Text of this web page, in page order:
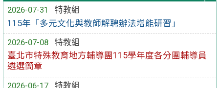
2026-07-31
特教組
115年「多元文化與教師解聘辦法增能研習」
2026-07-08
特教組
臺北市特殊教育地方輔導團115學年度各分團輔導員
遴選簡章
2026-06-17
特教組